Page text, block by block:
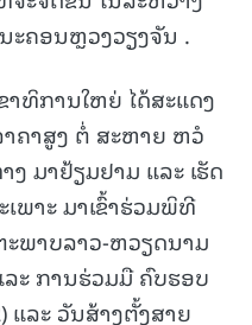
ະຄອນຫຼວງວຽງຈັນ .
າທິການໃຫຍ່ ໄດ້ສະແດງ
ຄາສູງ ຕໍ່ ສະຫາຍ ຫວໍ
ມາຢ້ຽມຢາມ ແລະ ເຮັດ
ພາະ ມາເຂົ້າຮ່ວມພິທີ
ພາບລາວ-ຫວຽດນາມ
ະ ການຮ່ວມມື ຄົບຮອບ
ແລະ ວັນສ້າງຕັ້ງສາຍ